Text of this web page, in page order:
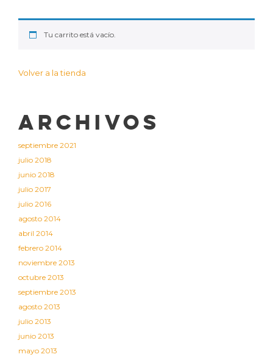
Tu carrito está vacío.
Volver a la tienda
Archivos
septiembre 2021
julio 2018
junio 2018
julio 2017
julio 2016
agosto 2014
abril 2014
febrero 2014
noviembre 2013
octubre 2013
septiembre 2013
agosto 2013
julio 2013
junio 2013
mayo 2013